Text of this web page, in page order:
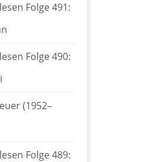
Folge 491:
Folge 490:
(1952–
Folge 489: